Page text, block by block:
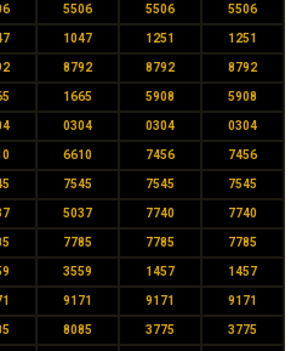
5506 5506 5506
1047 1251 1251
8792 8792 8792
1665 5908 5908
0304 0304 0304
6610 7456 7456
7545 7545 7545
5037 7740 7740
7785 7785 7785
3559 1457 1457
9171 9171 9171
8085 3775 3775